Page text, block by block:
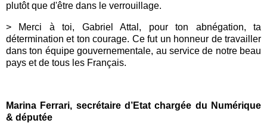
plutôt que d'être dans le verrouillage.
> Merci à toi, Gabriel Attal, pour ton abnégation, ta
détermination et ton courage. Ce fut un honneur de travailler
dans ton équipe gouvernementale, au service de notre beau
pays et de tous les Français.
Marina Ferrari, secrétaire d’Etat chargée du Numérique
& députée